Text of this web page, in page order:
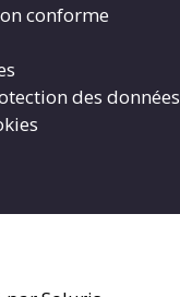
conforme
des données